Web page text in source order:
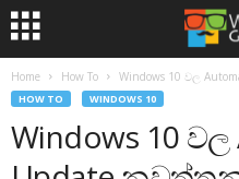
Home How To Windows 10 වල
HOW TO WINDOWS 10
Windows 10